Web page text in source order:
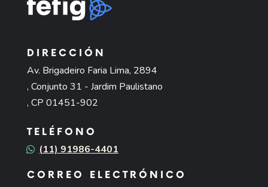
DIRECCIÓN
Av. Brigadeiro Faria Lima, 2894
, Conjunto 31 - Jardim Paulistano
, CP 01451-902
TELÉFONO
(11) 91986-4401
CORREO ELECTRÓNICO